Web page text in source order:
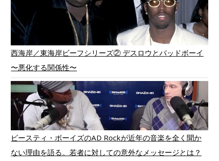
西海岸／東海岸ビーフシリーズ② デスロウとバッドボーイ
〜悪化する関係性〜
ビースティ・ボーイズのAD Rockが近年の音楽を全く聞か
ない理由を語る。若者に対しての意外なメッセージとは？